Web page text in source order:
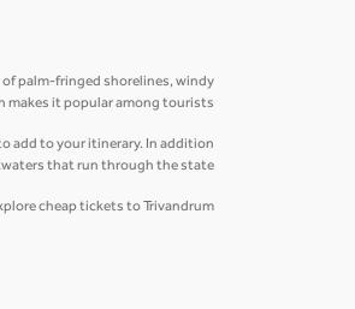
of palm-fringed shorelines, windy
makes it popular among tourists.
add to your itinerary. In addition
that run through the state.
cheap tickets to Trivandrum!